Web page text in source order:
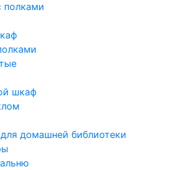
полками
шкаф
домашней библиотеки